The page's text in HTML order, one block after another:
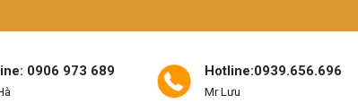
0906 973 689 Hotline:0939.656.696
Mr Lưu